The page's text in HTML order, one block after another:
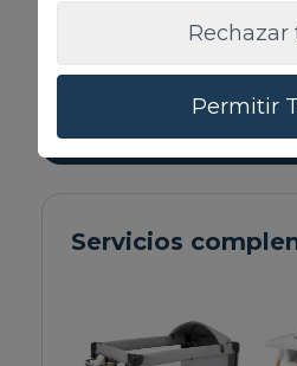
Congelador
Servicios
Rechazar
Permitir